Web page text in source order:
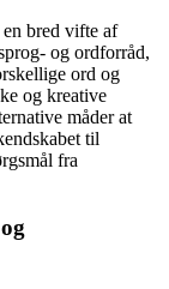
bred vifte af
og ordforråd,
ord og
og kreative
måder at
til
fra